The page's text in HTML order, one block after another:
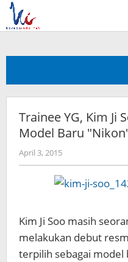
Skip
content
Trainee YG, Kim Ji
Model Baru
April 3, 2015by
Koreanindo
Kim Ji Soo masih
melakukan debut
terpilih sebagai